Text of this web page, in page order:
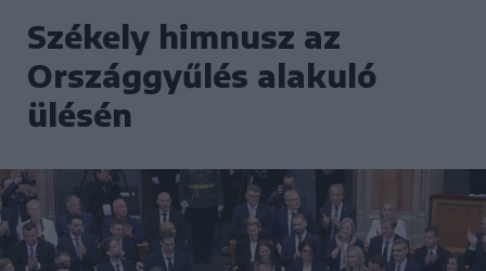
Székely himnusz az
Országgyűlés alakuló
ülésén